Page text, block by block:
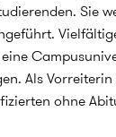
Sie
Als
ohne